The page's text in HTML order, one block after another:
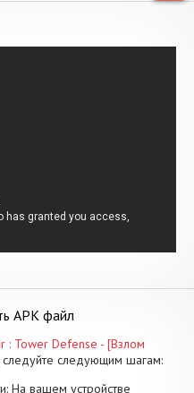
APK файл
: Tower Defense - [Взлом
следующим шагам:
На вашем устройстве